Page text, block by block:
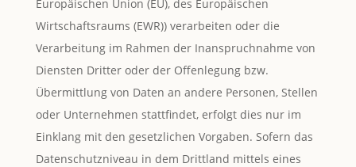
Europäischen Union (EU), des Europäischen
Wirtschaftsraums (EWR)) verarbeiten oder die
Verarbeitung im Rahmen der Inanspruchnahme von
Diensten Dritter oder der Offenlegung bzw.
Übermittlung von Daten an andere Personen, Stellen
oder Unternehmen stattfindet, erfolgt dies nur im
Einklang mit den gesetzlichen Vorgaben. Sofern das
Datenschutzniveau in dem Drittland mittels eines